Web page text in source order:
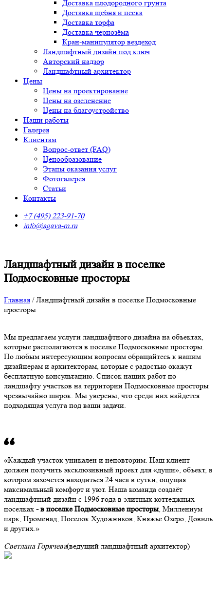
Доставка плодородного грунта
Доставка щебня и песка
Доставка торфа
Доставка чернозёма
Кран-манипулятор вездеход
Ландшафтный дизайн под ключ
Авторский надзор
Ландшафтный архитектор
Цены
Цены на проектирование
Цены на озеленение
Цены на благоустройство
Наши работы
Галерея
Клиентам
Вопрос-ответ (FAQ)
Ценообразование
Этапы оказания услуг
Фотогалерея
Статьи
Контакты
+7 (495) 223-91-70
info@agava-m.ru
Ландшафтный дизайн в поселке
Подмосковные просторы
Главная /Ландшафтный дизайн в поселке Подмосковные
просторы
Мы предлагаем услуги ландшафтного дизайна на объектах,
которые располагаются в поселке Подмосковные просторы.
По любым интересующим вопросам обращайтесь к нашим
дизайнерам и архитекторам, которые с радостью окажут
бесплатную консультацию. Список наших работ по
ландшафту участков на территории Подмосковные просторы
чрезвычайно широк. Мы уверены, что среди них найдется
подходящая услуга под ваши задачи.
Каждый участок уникален и неповторим. Наш клиент
должен получить эксклюзивный проект для «души», объект, в
котором захочется находиться 24 часа в сутки, ощущая
максимальный комфорт и уют. Наша команда создаёт
ландшафтный дизайн с 1996 года в элитных коттеджных
поселках - в поселке Подмосковные просторы, Миллениум
парк, Променад, Поселок Художников, Княжье Озеро, Довиль
и других.
Светлана Горячева(ведущий ландшафтный архитектор)